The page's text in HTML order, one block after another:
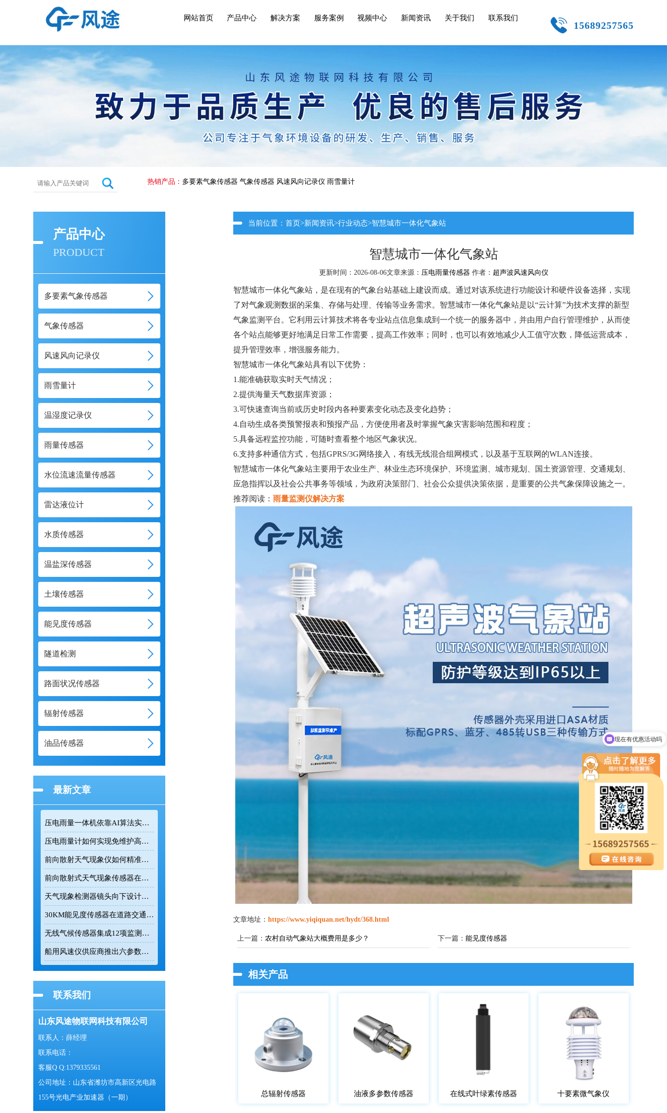
15689257565
网站首页 产品中心 解决方案 服务案例 视频中心 新闻资讯 关于我们 联系我们
热销产品： 多要素气象传感器 气象传感器 风速风向记录仪 雨雪量计
产品中心
PRODUCT
多要素气象传感器
气象传感器
风速风向记录仪
雨雪量计
温湿度记录仪
雨量传感器
水位流速流量传感器
雷达液位计
水质传感器
温盐深传感器
土壤传感器
能见度传感器
隧道检测
路面状况传感器
辐射传感器
油品传感器
最新文章
压电雨量一体机依靠AI算法实现复杂环境精准雨量监测
压电雨量计如何实现免维护高精度降雨监测
前向散射天气现象仪如何精准测量道路能见度
前向散射式天气现象传感器在道路交通气象监测中的应用价值
天气现象检测器镜头向下设计有效降低杂光干扰
30KM能见度传感器在道路交通与气象监测中的应用
无线气候传感器集成12项监测参数实现24小时连续在线监测
船用风速仪供应商推出六参数一体式气象监测设备
联系我们
山东风途物联网科技有限公司
联系人：薛经理
联系电话：
客服Q Q:1379335561
公司地址：山东省潍坊市高新区光电路
155号光电产业加速器（一期）
当前位置：首页>新闻资讯>行业动态>智慧城市一体化气象站
智慧城市一体化气象站
更新时间：2026-08-06文章来源： 压电雨量传感器 作者： 超声波风速风向仪
智慧城市一体化气象站，是在现有的气象台站基础上建设而成。通过对该系统进行功能设计和硬件设备选择，实现
了对气象观测数据的采集、存储与处理、传输等业务需求。智慧城市一体化气象站是以“云计算”为技术支撑的新型
气象监测平台。它利用云计算技术将各专业站点信息集成到一个统一的服务器中，并由用户自行管理维护，从而使
各个站点能够更好地满足日常工作需要，提高工作效率；同时，也可以有效地减少人工值守次数，降低运营成本，
提升管理效率，增强服务能力。
智慧城市一体化气象站具有以下优势：
1.能准确获取实时天气情况；
2.提供海量天气数据库资源；
3.可快速查询当前或历史时段内各种要素变化动态及变化趋势；
4.自动生成各类预警报表和预报产品，方便使用者及时掌握气象灾害影响范围和程度；
5.具备远程监控功能，可随时查看整个地区气象状况。
6.支持多种通信方式，包括GPRS/3G网络接入，有线无线混合组网模式，以及基于互联网的WLAN连接。
智慧城市一体化气象站主要用于农业生产、林业生态环境保护、环境监测、城市规划、国土资源管理、交通规划、
应急指挥以及社会公共事务等领域，为政府决策部门、社会公众提供决策依据，是重要的公共气象保障设施之一。
推荐阅读：雨量监测仪解决方案
文章地址：https://www.yiqiquan.net/hydt/368.html
上一篇：农村自动气象站大概费用是多少？ 下一篇： 能见度传感器
相关产品
总辐射传感器 油液多参数传感器 在线式叶绿素传感器 十要素微气象仪
可以介绍下你们的设备么